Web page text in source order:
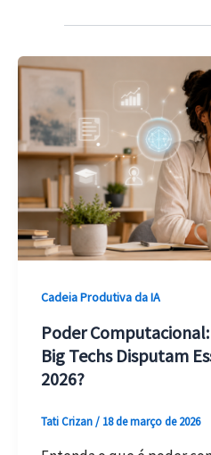
Cadeia Produtiva da IA
Poder Computacional:
Big Techs Disputam
2026?
Tati Crizan/ 18 de março de 2026